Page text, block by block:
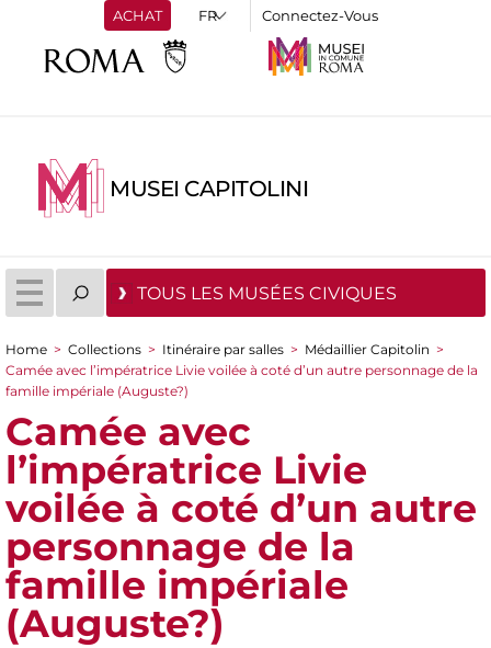
ACHAT Connectez-Vous
MUSEI CAPITOLINI
TOUS LES MUSÉES CIVIQUES
You are here
Home > Collections > Itinéraire par salles > Médaillier Capitolin >
Camée avec l’impératrice Livie voilée à coté d’un autre personnage de la
famille impériale (Auguste?)
Camée avec
l’impératrice Livie
voilée à coté d’un autre
personnage de la
famille impériale
(Auguste?)